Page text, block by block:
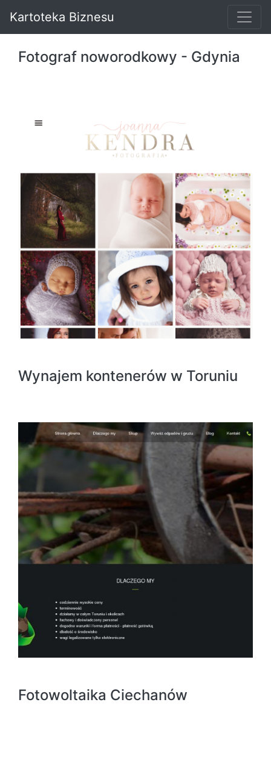
Kartoteka Biznesu
Fotograf noworodkowy - Gdynia
Wynajem kontenerów w Toruniu
Fotowoltaika Ciechanów